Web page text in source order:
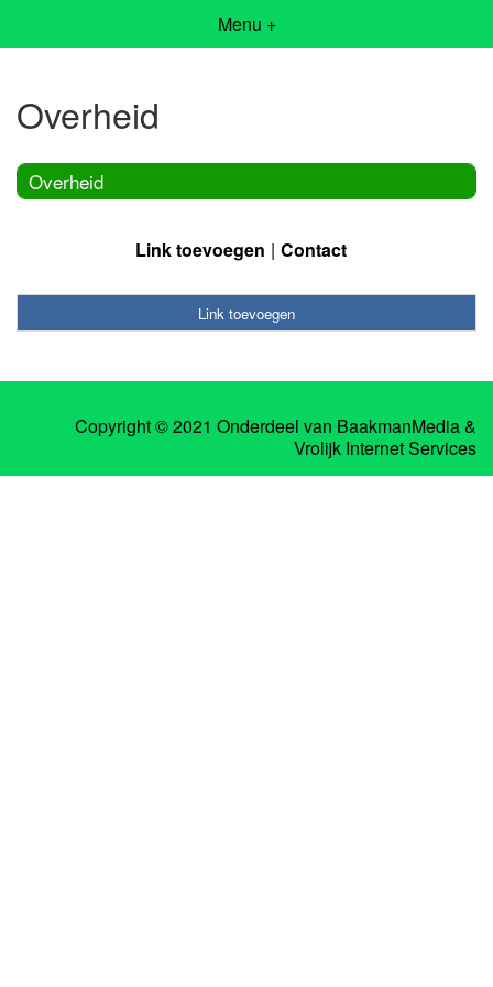
Menu +
Overheid
Overheid
Link toevoegen Contact
Link toevoegen
Copyright © 2021 Onderdeel van BaakmanMedia&
Vrolijk Internet Services